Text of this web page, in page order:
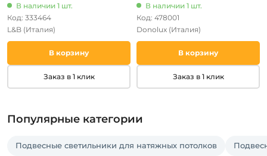
MR16-4000K_lb
В наличии 1 шт.
Код: 333464
L&B (Италия)
В корзину
Заказ в 1 клик
В наличии 1 шт.
Код: 478001
Donolux (Италия)
В корзину
Заказ в 1 клик
Популярные категории
Подвесные светильники для натяжных потолков